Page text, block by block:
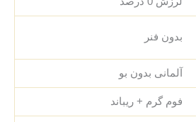
بدون فنر
آلمانی بدون بو
فوم گرم + ریباند